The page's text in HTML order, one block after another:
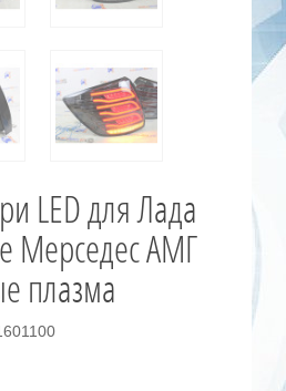
LED для Лада
Мерседес АМГ
плазма